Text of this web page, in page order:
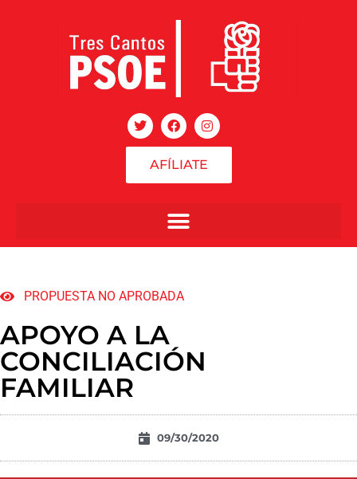
AFÍLIATE
PROPUESTA NO APROBADA
APOYO A LA
CONCILIACIÓN
FAMILIAR
09/30/2020